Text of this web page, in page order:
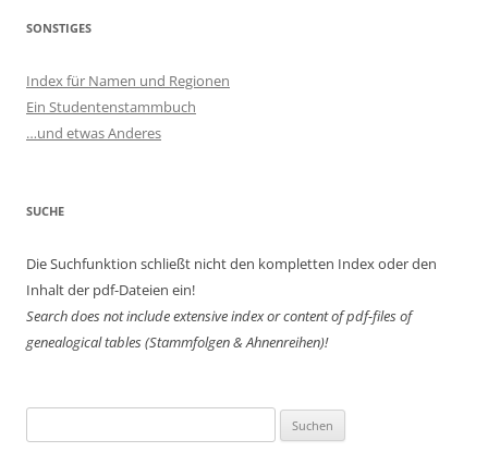
SONSTIGES
Index für Namen und Regionen
Ein Studentenstammbuch
…und etwas Anderes
SUCHE
Die Suchfunktion schließt nicht den kompletten Index oder den
Inhalt der pdf-Dateien ein!
Search does not include extensive index or content ofpdf-files of
genealogical tables (Stammfolgen & Ahnenreihen)!
nach: